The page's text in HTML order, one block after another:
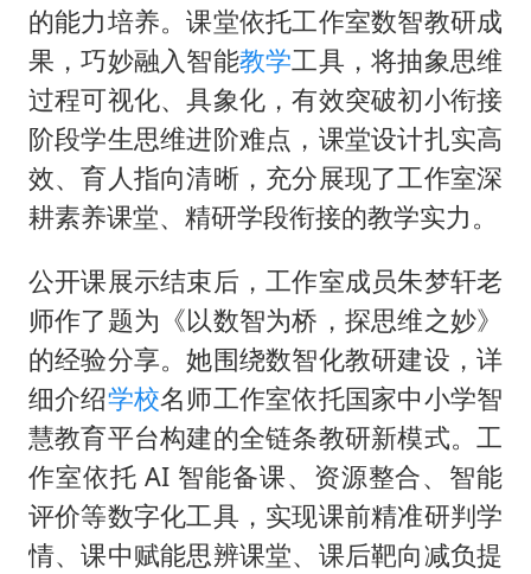
的能力培养。课堂依托工作室数智教研成
果，巧妙融入智能教学工具，将抽象思维
过程可视化、具象化，有效突破初小衔接
阶段学生思维进阶难点，课堂设计扎实高
效、育人指向清晰，充分展现了工作室深
耕素养课堂、精研学段衔接的教学实力。
公开课展示结束后，工作室成员朱梦轩老
师作了题为《以数智为桥，探思维之妙》
的经验分享。她围绕数智化教研建设，详
细介绍学校名师工作室依托国家中小学智
慧教育平台构建的全链条教研新模式。工
作室依托 AI 智能备课、资源整合、智能
评价等数字化工具，实现课前精准研判学
情、课中赋能思辨课堂、课后靶向减负提